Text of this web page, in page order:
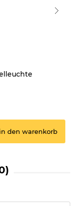
in den warenkorb